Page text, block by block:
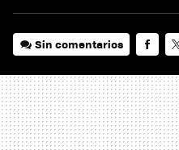
Sin comentarios